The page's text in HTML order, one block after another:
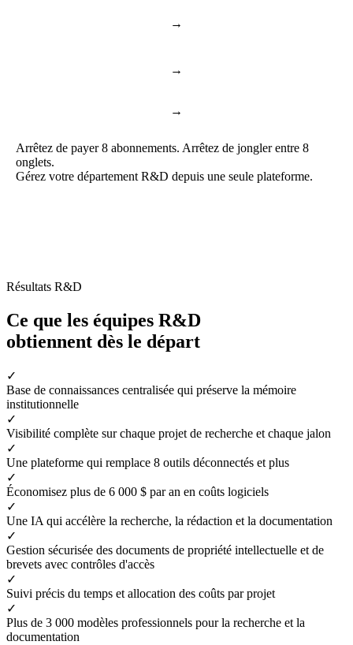
→
→
→
Arrêtez de payer 8 abonnements. Arrêtez de jongler entre 8
onglets.
Gérez votre département R&D depuis une seule plateforme.
Résultats R&D
Ce que les équipes R&D
obtiennent dès le départ
✓
Base de connaissances centralisée qui préserve la mémoire
institutionnelle
✓
Visibilité complète sur chaque projet de recherche et chaque jalon
✓
Une plateforme qui remplace 8 outils déconnectés et plus
✓
Économisez plus de 6 000 $ par an en coûts logiciels
✓
Une IA qui accélère la recherche, la rédaction et la documentation
✓
Gestion sécurisée des documents de propriété intellectuelle et de
brevets avec contrôles d'accès
✓
Suivi précis du temps et allocation des coûts par projet
✓
Plus de 3 000 modèles professionnels pour la recherche et la
documentation